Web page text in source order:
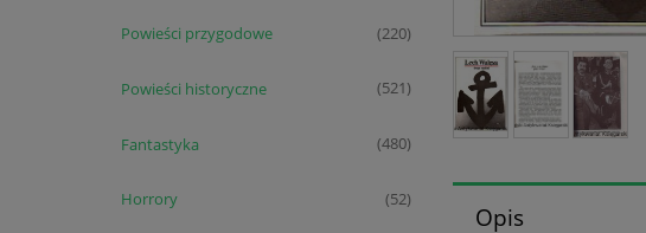
Powieści przygodowe (220)
Powieści historyczne (521)
Fantastyka (480)
Horrory (52)
Opis